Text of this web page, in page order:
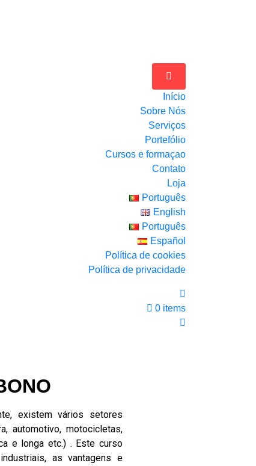
Início
Sobre Nós
Serviços
Portefólio
Cursos e formaçao
Contato
Loja
Português
English
Português
Español
Política de cookies
Política de privacidade
0 items
existem vários setores
automotivo, motocicletas,
e longa etc.) . Este curso
as vantagens e